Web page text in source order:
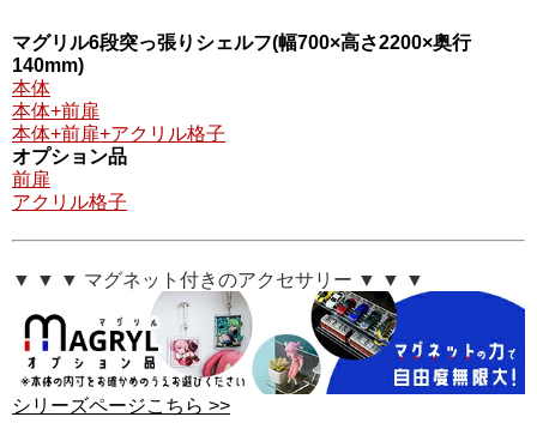
マグリル6段突っ張りシェルフ(幅700×高さ2200×奥行
140mm)
本体
本体+前扉
本体+前扉+アクリル格子
オプション品
前扉
アクリル格子
▼ ▼ ▼ マグネット付きのアクセサリー ▼ ▼ ▼
シリーズページこちら >>